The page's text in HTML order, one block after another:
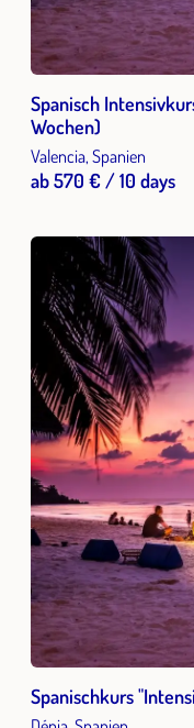
Spanisch
Wochen)
Valencia, Spanien
ab 570 € / 10 days
Spanischkurs